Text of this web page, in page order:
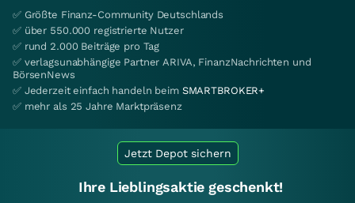
✅ Größte Finanz-Community Deutschlands
✅ über 550.000 registrierte Nutzer
✅ rund 2.000 Beiträge pro Tag
✅ verlagsunabhängige Partner ARIVA, FinanzNachrichten und
BörsenNews
✅ Jederzeit einfach handeln beim SMARTBROKER+
✅ mehr als 25 Jahre Marktpräsenz
Jetzt Depot sichern
Ihre Lieblingsaktie geschenkt!